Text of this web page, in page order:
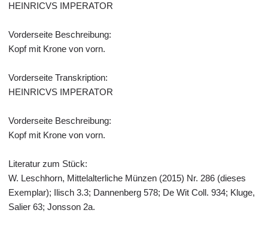
HEINRICVS IMPERATOR
Vorderseite Beschreibung:
Kopf mit Krone von vorn.
Vorderseite Transkription:
HEINRICVS IMPERATOR
Vorderseite Beschreibung:
Kopf mit Krone von vorn.
Literatur zum Stück:
W. Leschhorn, Mittelalterliche Münzen (2015) Nr. 286 (dieses
Exemplar); Ilisch 3.3; Dannenberg 578; De Wit Coll. 934; Kluge,
Salier 63; Jonsson 2a.